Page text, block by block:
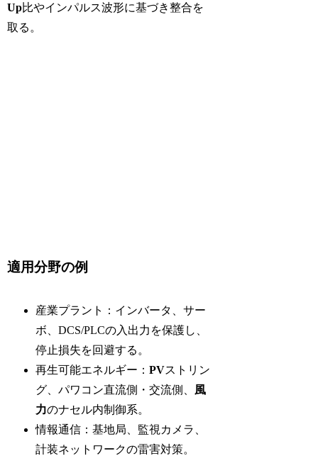
Up比やインパルス波形に基づき整合を
取る。
適用分野の例
産業プラント：インバータ、サー
ボ、DCS/PLCの入出力を保護し、
停止損失を回避する。
再生可能エネルギー：PVストリン
グ、パワコン直流側・交流側、 風
力のナセル内制御系。
情報通信：基地局、監視カメラ、
計装ネットワークの雷害対策。